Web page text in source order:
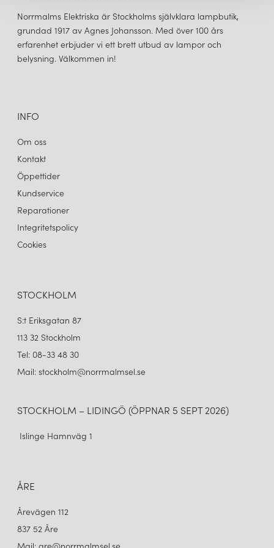
Norrmalms Elektriska är Stockholms självklara lampbutik,
grundad 1917 av Agnes Johansson. Med över 100 års
erfarenhet erbjuder vi ett brett utbud av lampor och
belysning. Välkommen in!
INFO
Om oss
Kontakt
Öppettider
Kundservice
Reparationer
Integritetspolicy
Cookies
STOCKHOLM
S:t Eriksgatan 87
113 32 Stockholm
Tel: 08-33 48 30
Mail: stockholm@norrmalmsel.se
STOCKHOLM – LIDINGÖ (ÖPPNAR 5 SEPT 2026)
Islinge Hamnväg 1
ÅRE
Årevägen 112
837 52 Åre
Mail: are@norrmalmsel.se